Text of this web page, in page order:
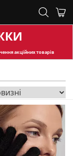
акційних товарів